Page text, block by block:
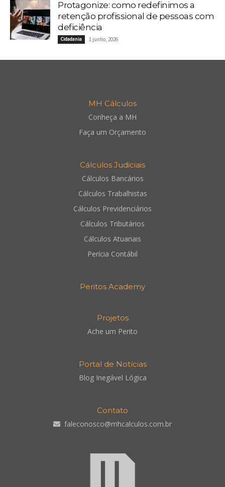
Protagonize: como redefinimos a
retenção profissional de pessoas com
deficiência
Cidadania 1 junho, 2026
MH Cálculos
Conheça a MH
Faça um Orçamento
Cálculos Judiciais
Cálculos Bancários
Cálculos Trabalhistas
Cálculos Previdenciários
Cálculos Tributários
Cálculos Atuariais
Perícia Contábil
Peritos Academy
Projetos
Ache um Perito
Portal de Notícias
Blog Inegável Lógica
Contato
faleconosco@mhcalculos.com.br